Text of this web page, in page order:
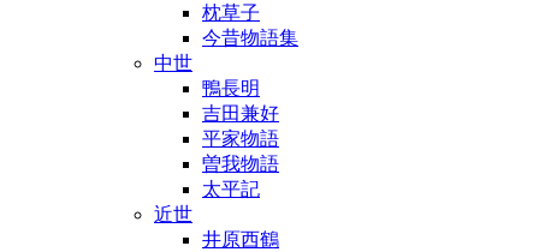
枕草子
今昔物語集
中世
鴨長明
吉田兼好
平家物語
曽我物語
太平記
近世
井原西鶴